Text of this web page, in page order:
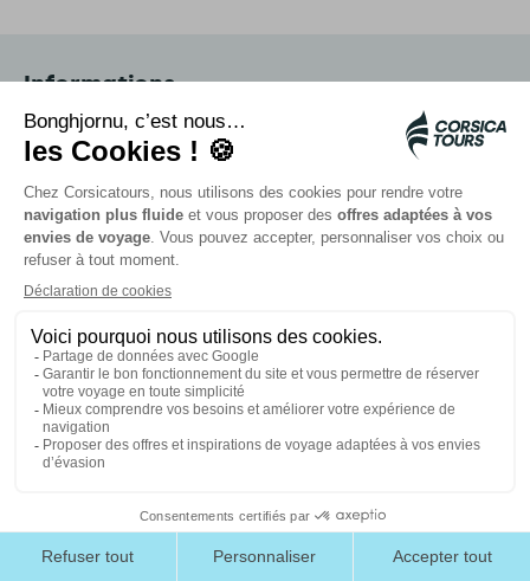
Informations
Ajaccio
Adresse :Route de l'Aéroport (Ajaccio)
Arrivée à l'aéroport d'Ajaccio Napoléon Bonaparte.
Carte